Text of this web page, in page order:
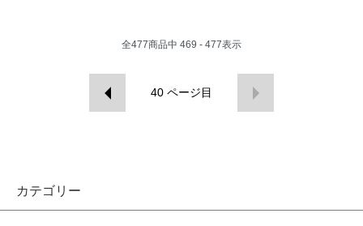
全477商品中 469 - 477表示
40 ページ目
カテゴリー